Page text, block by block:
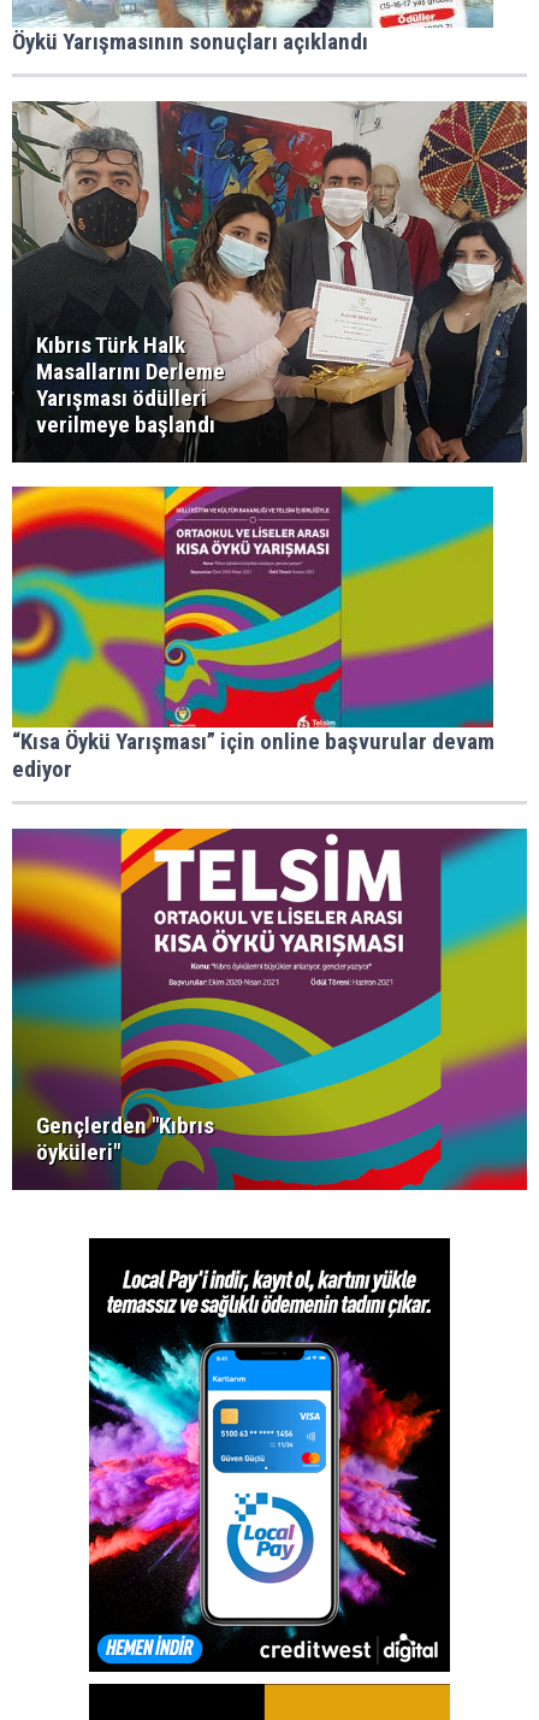
Öykü Yarışmasının sonuçları açıklandı
Kıbrıs Türk Halk
Masallarını Derleme
Yarışması ödülleri
verilmeye başlandı
“Kısa Öykü Yarışması” için online başvurular devam
ediyor
Gençlerden "Kıbrıs
öyküleri"